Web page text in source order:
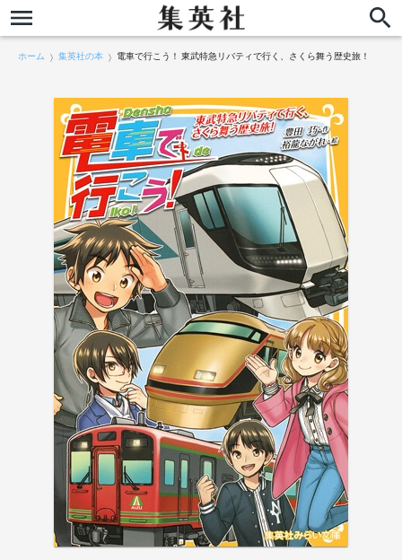
ホーム 集英社の本 電車で行こう！ 東武特急リバティで行く、さくら舞う歴史旅！